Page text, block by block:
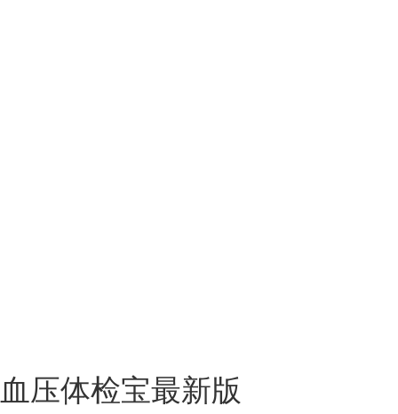
血压体检宝最新版